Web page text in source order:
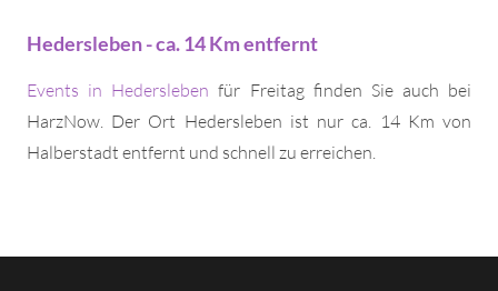
Hedersleben - ca. 14 Km entfernt
Events in Hedersleben für Freitag finden Sie auch bei
HarzNow. Der Ort Hedersleben ist nur ca. 14 Km von
Halberstadt entfernt und schnell zu erreichen.